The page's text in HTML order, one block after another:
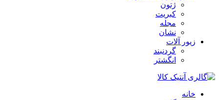
ژتون
کبریت
مجله
نشان
زیور آلات
گردنبند
انگشتر
خانه